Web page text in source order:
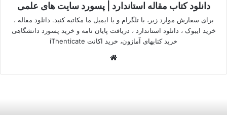
دانلود کتاب مقاله استاندارد | پسورد سایت های علمی
برای سفارش موارد زیر، با تلگرام و یا ایمیل ما مکاتبه کنید. دانلود مقاله ،
خرید ایبوک ، دانلود استاندارد ، دریافت پایان نامه و خرید پسورد دانشگاهی
خرید کتابهای آمازون، خرید اکانت iThenticate